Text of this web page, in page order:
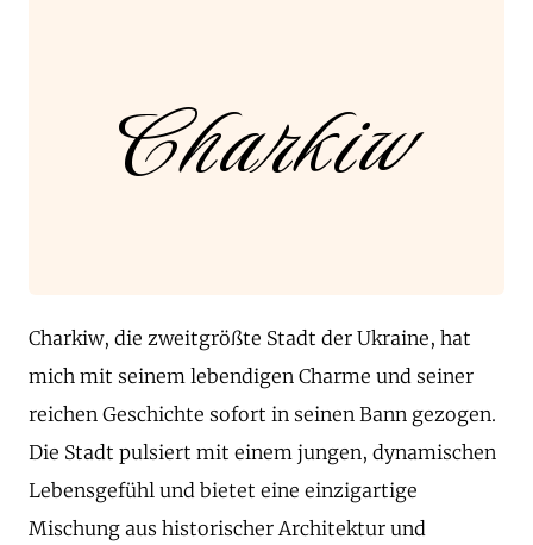
Charkiw
Charkiw, die zweitgrößte Stadt der Ukraine, hat
mich mit seinem lebendigen Charme und seiner
reichen Geschichte sofort in seinen Bann gezogen.
Die Stadt pulsiert mit einem jungen, dynamischen
Lebensgefühl und bietet eine einzigartige
Mischung aus historischer Architektur und